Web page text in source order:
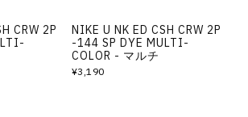
CRW 2P
NIKE U NK ED CSH CRW 2P
-144 SP DYE MULTI-
COLOR - マルチ
¥3,190